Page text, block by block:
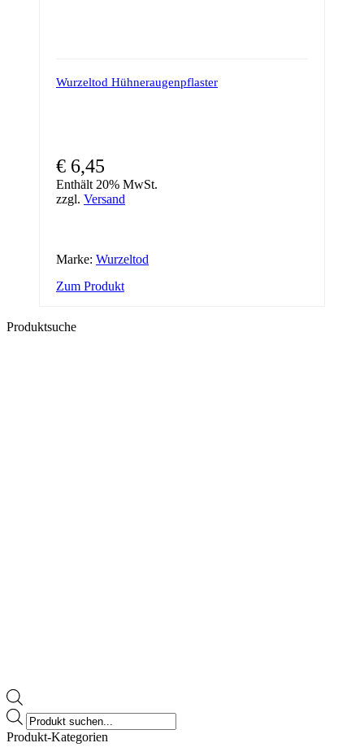
Wurzeltod Hühneraugenpflaster
€ 6,45
Enthält 20% MwSt.
zzgl. Versand
Marke: Wurzeltod
Zum Produkt
Produktsuche
Products
search
Produkt-Kategorien